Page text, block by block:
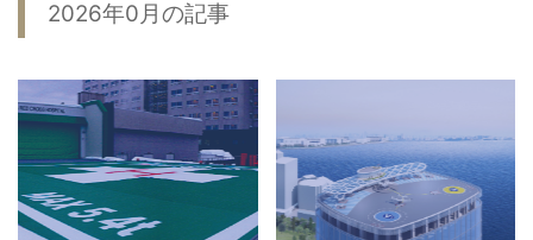
お問い合わせ
2026年0月の記事